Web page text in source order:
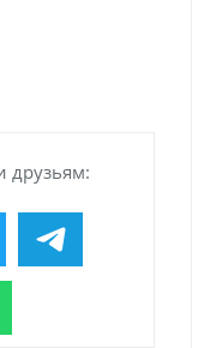
друзьям: